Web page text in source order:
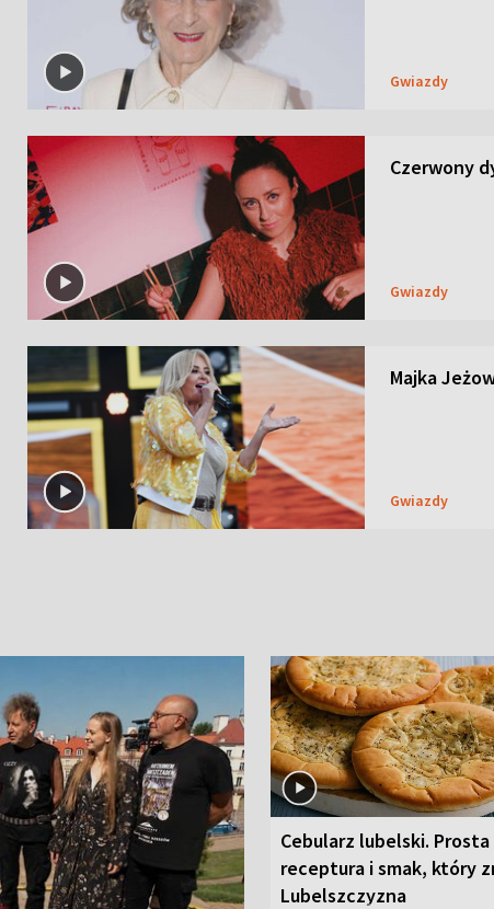
Gwiazdy
Czerwony
Gwiazdy
Majka
Gwiazdy
Cebularz lubelski. Prosta
receptura i smak, który
Lubelszczyzna